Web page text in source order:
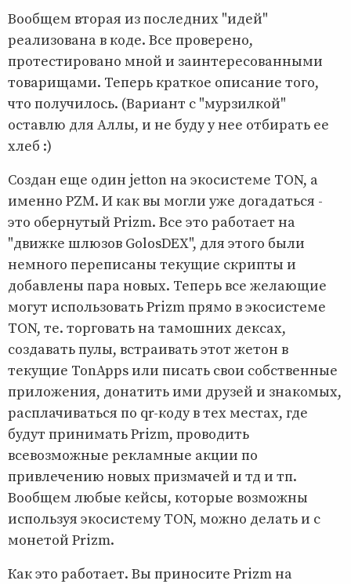
Вообщем вторая из последних "идей"
реализована в коде. Все проверено,
протестировано мной и заинтересованными
товарищами. Теперь краткое описание того,
что получилось. (Вариант с "мурзилкой"
оставлю для Аллы, и не буду у нее отбирать ее
хлеб :)
Создан еще один jetton на экосистеме TON, а
именно PZM. И как вы могли уже догадаться -
это обернутый Prizm. Все это работает на
"движке шлюзов GolosDEX", для этого были
немного переписаны текущие скрипты и
добавлены пара новых. Теперь все желающие
могут использовать Prizm прямо в экосистеме
TON, те. торговать на тамошних дексах,
создавать пулы, встраивать этот жетон в
текущие TonApps или писать свои собственные
приложения, донатить ими друзей и знакомых,
расплачиваться по qr-коду в тех местах, где
будут принимать Prizm, проводить
всевозможные рекламные акции по
привлечению новых призмачей и тд и тп.
Вообщем любые кейсы, которые возможны
используя экосистему TON, можно делать и с
монетой Prizm.
Как это работает. Вы приносите Prizm на